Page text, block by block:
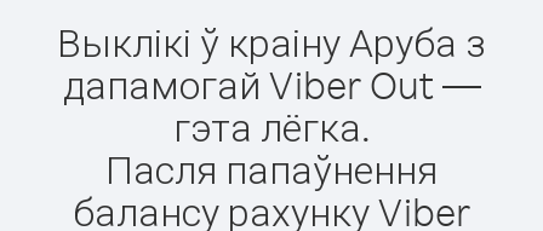
Выклікі ў краіну Аруба з
дапамогай Viber Out —
гэта лёгка.
Пасля папаўнення
балансу рахунку Viber